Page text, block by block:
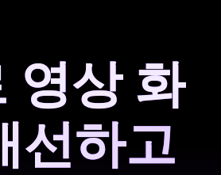
영상 화
선하고